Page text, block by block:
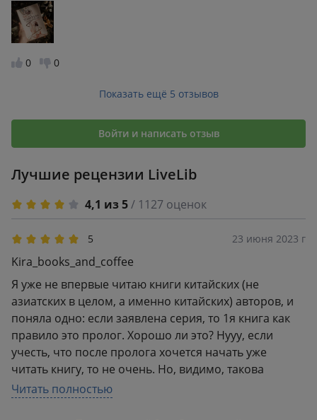
0 0
Показать ещё 5 отзывов
Войти и написать отзыв
Лучшие рецензии LiveLib
4,1 из 5/ 1127 оценок
5 23 июня 2023 г
Kira_books_and_coffee
Я уже не впервые читаю книги китайских (не
азиатских в целом, а именно китайских) авторов, и
поняла одно: если заявлена серия, то 1я книга как
правило это пролог. Хорошо ли это? Нууу, если
учесть, что после пролога хочется начать уже
читать книгу, то не очень. Но, видимо, такова
особенность. Или мне попались несколько книг в
подобном исполнении.Что по самой книге? Она мне
Читать полностью